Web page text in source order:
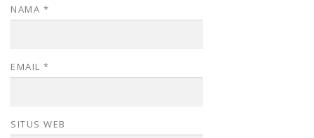
NAMA *
EMAIL *
SITUS WEB